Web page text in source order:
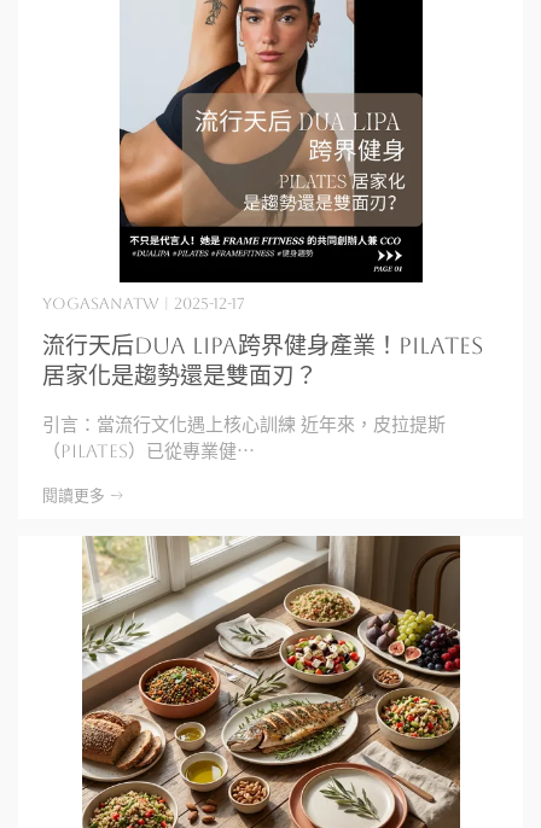
流行天后Dua Lipa跨界健身產業！Pilates
居家化是趨勢還是雙面刃？
yogasanatw | 2025-12-17
引言：當流行文化遇上核心訓練 近年來，皮拉提斯
（Pilates）已從專業健⋯
閱讀更多 ->